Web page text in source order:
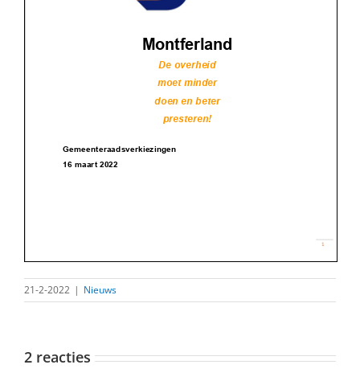
21-2-2022 | Nieuws
2 reacties